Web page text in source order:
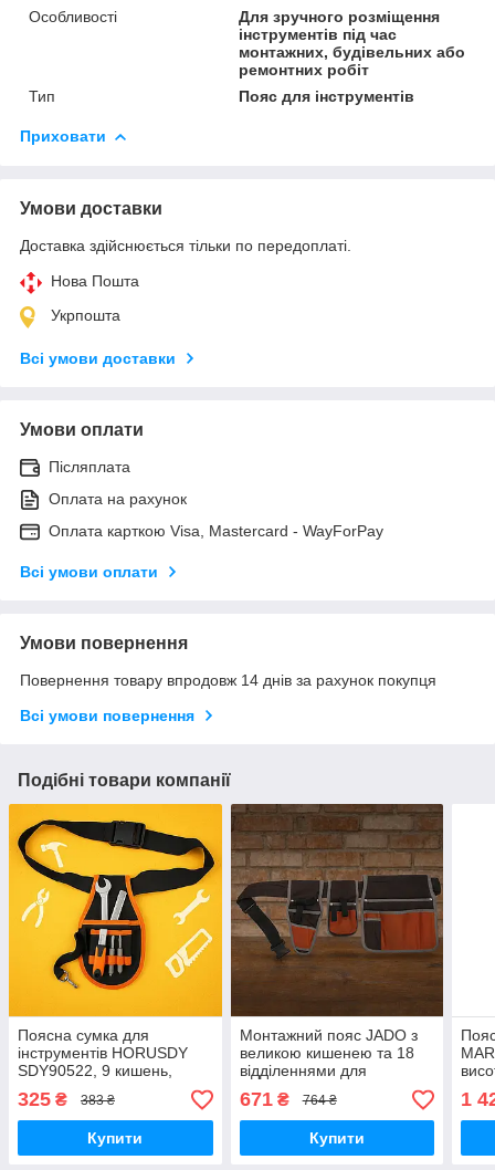
Особливості
Для зручного розміщення
інструментів під час
монтажних, будівельних або
ремонтних робіт
Тип
Пояс для інструментів
Приховати
Умови доставки
Доставка здійснюється тільки по передоплаті.
Нова Пошта
Укрпошта
Всі умови доставки
Умови оплати
Післяплата
Оплата на рахунок
Оплата карткою Visa, Mastercard - WayForPay
Всі умови оплати
Умови повернення
Повернення товару впродовж 14 днів за рахунок покупця
Всі умови повернення
Подібні товари компанії
Поясна сумка для
інструментів HORUSDY
SDY90522, 9 кишень,
нейлонова, водостійка,
155×255 мм
325 ₴ 383 ₴
Купити
Монтажний пояс JADO з
великою кишенею та 18
відділеннями для
інструментів, поліестер,
чорний/червоний
671₴ 764 ₴
Купити
1